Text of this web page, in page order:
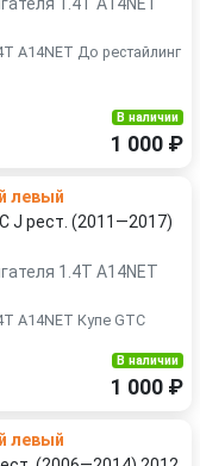
A14NET До рестайлинг
В наличии
1 000 ₽
левый
J рест. (2011—2017)
1.4T A14NET
A14NET Купе GTC
В наличии
1 000 ₽
левый